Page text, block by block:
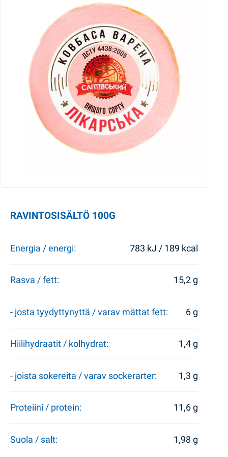
RAVINTOSISÄLTÖ 100G
Energia / energi: 783 kJ / 189 kcal
Rasva / fett: 15,2 g
- josta tyydyttynyttä / varav mättat fett: 6 g
Hiilihydraatit / kolhydrat: 1,4 g
- joista sokereita / varav sockerarter: 1,3 g
Proteiini / protein: 11,6 g
Suola / salt: 1,98 g